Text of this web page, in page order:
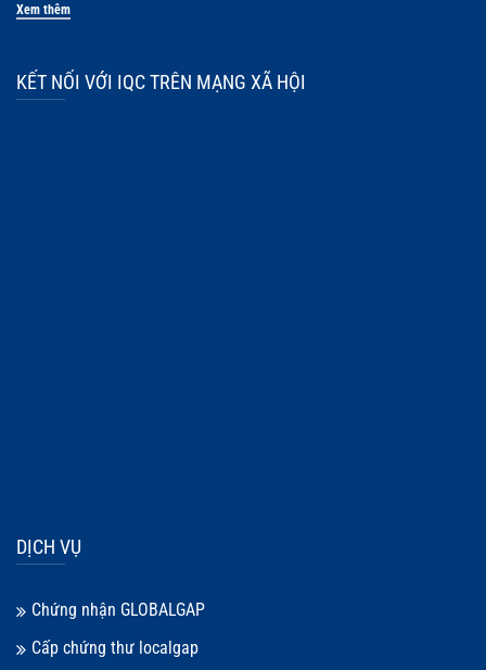
Xem thêm
KẾT NỐI VỚI IQC TRÊN MẠNG XÃ HỘI
DỊCH VỤ
Chứng nhận GLOBALGAP
Cấp chứng thư localgap